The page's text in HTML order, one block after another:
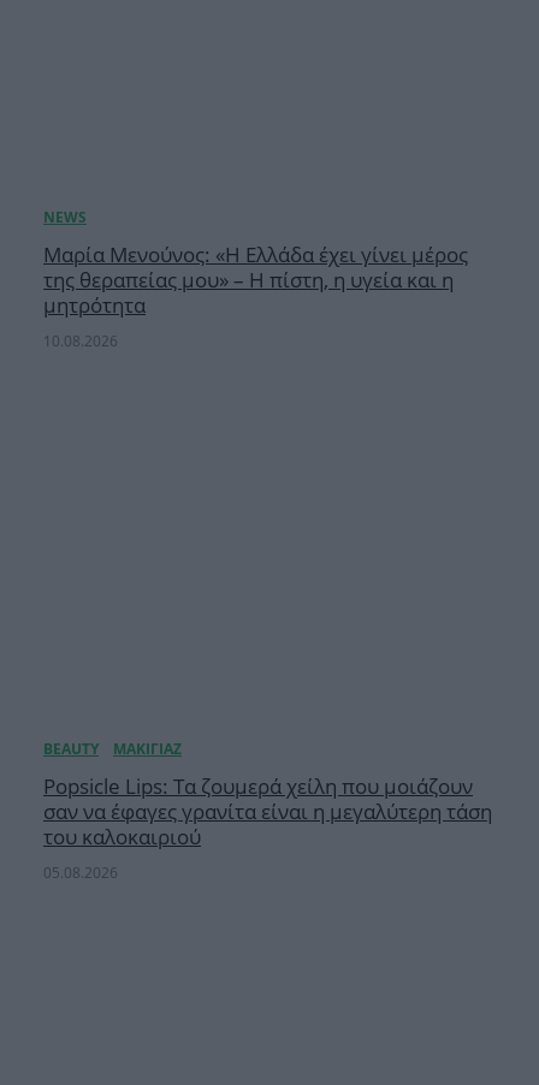
Μαρία Μενούνος: «Η Ελλάδα έχει γίνει μέρος
της θεραπείας μου» – Η πίστη, η υγεία και η
μητρότητα
10.08.2026
Popsicle Lips: Τα ζουμερά χείλη που μοιάζουν
σαν να έφαγες γρανίτα είναι η μεγαλύτερη τάση
του καλοκαιριού
05.08.2026